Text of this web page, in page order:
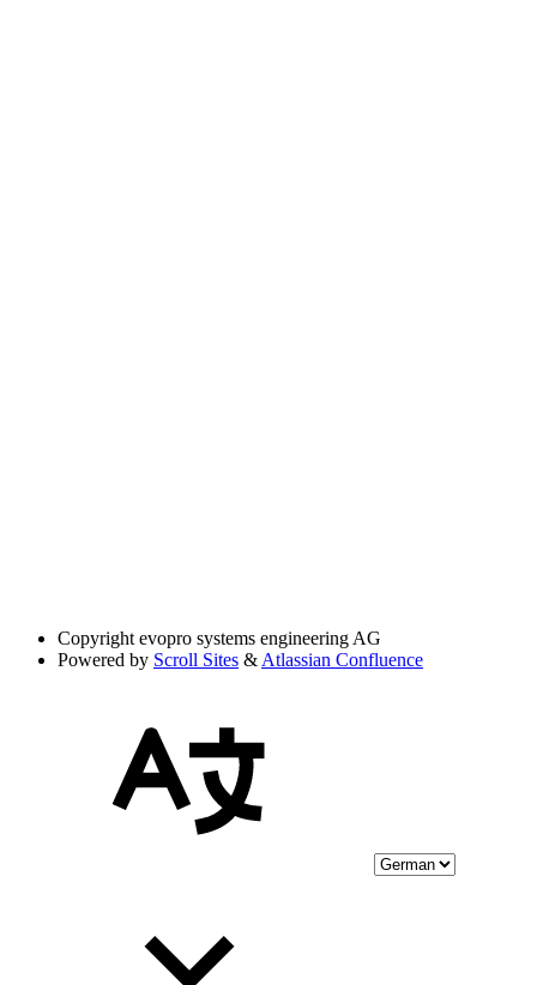
Copyright evopro systems engineering AG
Powered by Scroll Sites & Atlassian Confluence